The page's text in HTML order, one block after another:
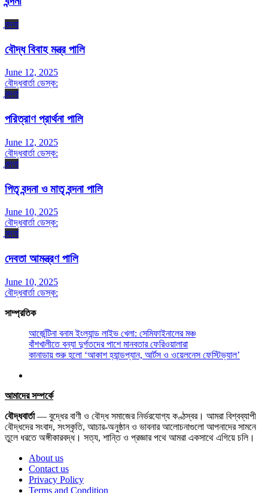
বন্দনা
বৌদ্ধ বিবাহ মন্ত্র পালি
June 12, 2025
বৌদ্ধবার্তা ডেস্ক:
বন্দনা
পরিত্রাণ প্রার্থনা পালি
June 12, 2025
বৌদ্ধবার্তা ডেস্ক:
বন্দনা
পিতৃ বন্দনা ও মাতৃ বন্দনা পালি
June 10, 2025
বৌদ্ধবার্তা ডেস্ক:
বন্দনা
দেবতা আমন্ত্রণ পালি
June 10, 2025
বৌদ্ধবার্তা ডেস্ক:
সাম্প্রতিক
আর্জেন্টিনা বনাম ইংল্যান্ড লাইভ খেলা: সেমিফাইনালের মঞ্চ
বাঁশখালীতে বন্যা দুর্গতদের পাশে মানবতার ফেরিওয়ালারা
কানাডায় শুরু হলো ‘আকাশ হ্যান্ডপ্যান, আর্টস ও ওয়েলনেস ফেস্টিভ্যাল’
আমাদের সম্পর্কে
বৌদ্ধবার্তা— বুদ্ধের বাণী ও বৌদ্ধ সমাজের নির্ভরযোগ্য কণ্ঠস্বর। আমরা বিশ্বব্যাপী
বৌদ্ধদের সংবাদ, সংস্কৃতি, আচার-অনুষ্ঠান ও ভাবনার আলোচনাগুলো আপনাদের সামনে
তুলে ধরতে অঙ্গীকারবদ্ধ। সত্য, শান্তি ও প্রজ্ঞার পথে আমরা একসাথে এগিয়ে চলি।
About us
Contact us
Privacy Policy
Terms and Condition